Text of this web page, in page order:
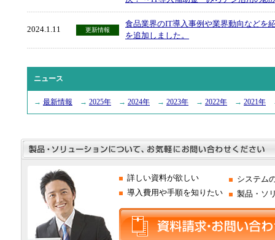
2024.1.11 更新情報
食品業界のIT導入事例や業界動向などを
を追加しました。
ニュース
→ 最新情報 → 2025年 → 2024年 → 2023年 → 2022年 → 2021年
詳しい資料が欲しい
システム
導入費用や手順を知りたい
製品・ソ